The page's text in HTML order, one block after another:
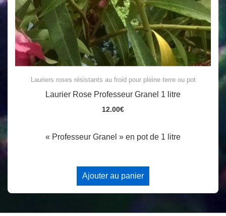
Lauriers roses résistants au froid pour pleine terre ou pot
Laurier Rose Professeur Granel 1 litre
12.00€
« Professeur Granel » en pot de 1 litre
Ajouter au panier